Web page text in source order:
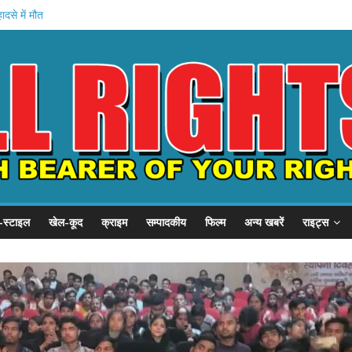
में मौत
गिरफ्तार
का हल्ला बोल
जीवन
खेल-कूद क्राइम सम्पादकीय फिल्म अन्य खबरें राइट्स